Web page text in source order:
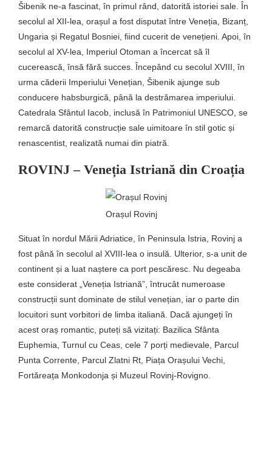
Šibenik ne-a fascinat, în primul rând, datorită istoriei sale. În
secolul al XII-lea, orașul a fost disputat între Veneția, Bizanț,
Ungaria și Regatul Bosniei, fiind cucerit de venețieni. Apoi, în
secolul al XV-lea, Imperiul Otoman a încercat să îl
cucerească, însă fără succes. Începând cu secolul XVIII, în
urma căderii Imperiului Venețian, Šibenik ajunge sub
conducere habsburgică, până la destrămarea imperiului.
Catedrala Sfântul Iacob, inclusă în Patrimoniul UNESCO, se
remarcă datorită construcție sale uimitoare în stil gotic și
renascentist, realizată numai din piatră.
ROVINJ – Veneția Istriană din Croația
Orașul Rovinj
Situat în nordul Mării Adriatice, în Peninsula Istria, Rovinj a
fost până în secolul al XVIII-lea o insulă. Ulterior, s-a unit de
continent și a luat naștere ca port pescăresc. Nu degeaba
este considerat „Veneția Istriană”, întrucât numeroase
construcții sunt dominate de stilul venețian, iar o parte din
locuitori sunt vorbitori de limba italiană. Dacă ajungeți în
acest oraș romantic, puteți să vizitați: Bazilica Sfânta
Euphemia, Turnul cu Ceas, cele 7 porți medievale, Parcul
Punta Corrente, Parcul Zlatni Rt, Piața Orașului Vechi,
Fortăreața Monkodonja și Muzeul Rovinj-Rovigno.